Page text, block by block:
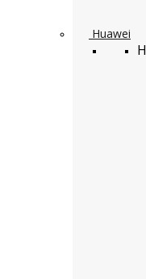
Huawei